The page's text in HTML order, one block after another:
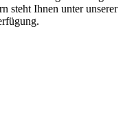
steht Ihnen unter unserer